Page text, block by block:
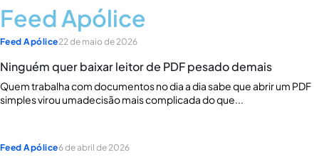
Feed Apólice
Feed Apólice22 de maio de 2026
Ninguém quer baixar leitor de PDF pesado demais
Quem trabalha com documentos no dia a dia sabe que abrir um PDF
simples virou umadecisão mais complicada do que...
Feed Apólice6 de abril de 2026